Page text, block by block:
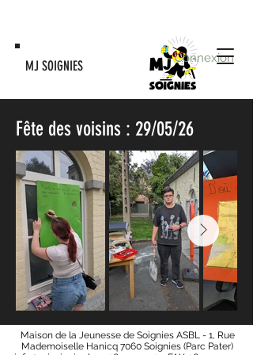
MJ SOIGNIES Connexion
Fête des voisins : 29/05/26
Maison de la Jeunesse de Soignies ASBL - 1, Rue
Mademoiselle Hanicq 7060 Soignies (Parc Pater)